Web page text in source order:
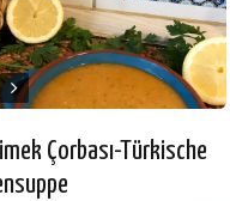
Çorbası-Türkische